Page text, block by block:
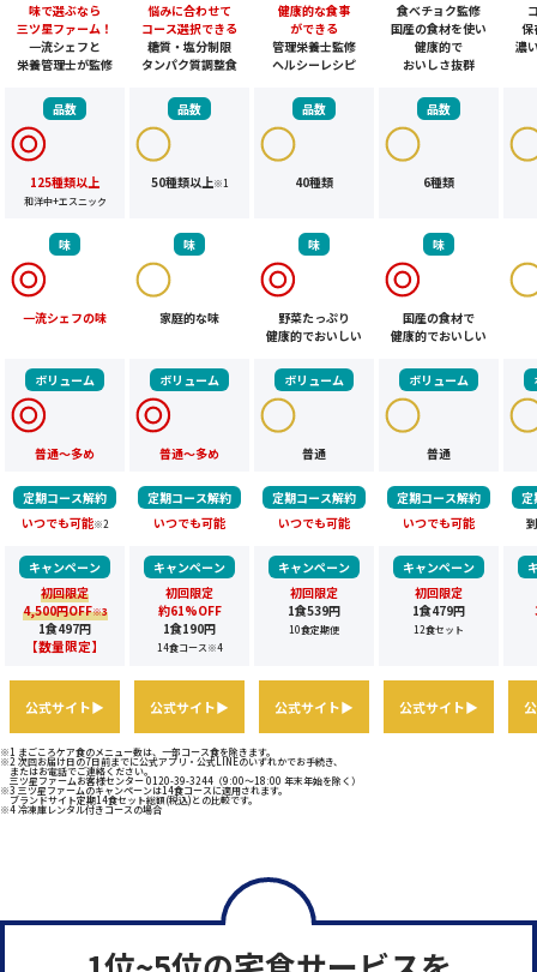
味で選ぶなら
三ツ星ファーム！
一流シェフと
栄養管理士が監修
悩みに合わせて
コース選択できる
糖質・塩分制限
タンパク質調整食
健康的な食事
ができる
管理栄養士監修
ヘルシーレシピ
食べチョク監修
国産の食材を使い
健康的で
おいしさ抜群
保
濃
品数
125種類以上
和洋中+エスニック
品数
50種類以上※1
品数
40種類
品数
6種類
味
一流シェフの味
味
家庭的な味
味
野菜たっぷり
健康的でおいしい
味
国産の食材で
健康的でおいしい
ボリューム
普通～多め
ボリューム
普通～多め
ボリューム
普通
ボリューム
普通
定期コース解約
いつでも可能※2
定期コース解約
いつでも可能
定期コース解約
いつでも可能
定期コース解約
いつでも可能
定
キャンペーン
初回限定
4,500円OFF※3
1食497円
【数量限定】
キャンペーン
初回限定
約61%OFF
1食190円
14食コース※4
キャンペーン
初回限定
1食539円
10食定期便
キャンペーン
初回限定
1食479円
12食セット
公式サイト▶ 公式サイト▶ 公式サイト▶ 公式サイト▶
※1 まごころケア食のメニュー数は、一部コース食を除きます。
※2 次回お届け日の7日前までに公式アプリ・公式LINEのいずれかでお手続き、
またはお電話でご連絡ください。
三ツ星ファームお客様センター 0120-39-3244（9:00～18:00 年末年始を除く）
※3 三ツ星ファームのキャンペーンは14食コースに適用されます。
ブランドサイト定期14食セット総額(税込)との比較です。
※4 冷凍庫レンタル付きコースの場合